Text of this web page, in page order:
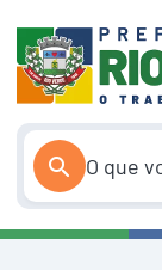
conteúdo